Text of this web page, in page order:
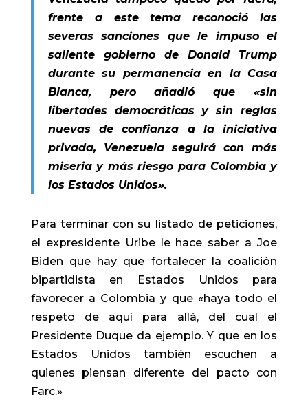
frente a este tema reconoció las
severas sanciones que le impuso el
saliente gobierno de Donald Trump
durante su permanencia en la Casa
Blanca, pero añadió que «sin
libertades democráticas y sin reglas
nuevas de confianza a la iniciativa
privada, Venezuela seguirá con más
miseria y más riesgo para Colombia y
los Estados Unidos».
Para terminar con su listado de peticiones,
el expresidente Uribe le hace saber a Joe
Biden que hay que fortalecer la coalición
bipartidista en Estados Unidos para
favorecer a Colombia y que «haya todo el
respeto de aquí para allá, del cual el
Presidente Duque da ejemplo. Y que en los
Estados Unidos también escuchen a
quienes piensan diferente del pacto con
Farc.»